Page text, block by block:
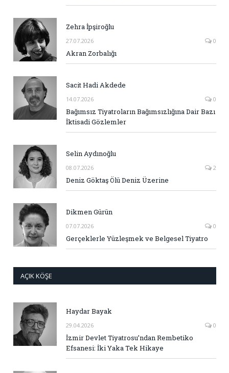
Zehra İpşiroğlu
27.07.2026 0
Akran Zorbalığı
Sacit Hadi Akdede
14.07.2026 0
Bağımsız Tiyatroların Bağımsızlığına Dair Bazı
İktisadi Gözlemler
Selin Aydınoğlu
08.07.2026 2
Deniz Göktaş Ölü Deniz Üzerine
Dikmen Gürün
07.07.2026 0
Gerçeklerle Yüzleşmek ve Belgesel Tiyatro
AÇIK KÖŞE
Haydar Bayak
29.04.2026 0
İzmir Devlet Tiyatrosu’ndan Rembetiko
Efsanesi: İki Yaka Tek Hikaye